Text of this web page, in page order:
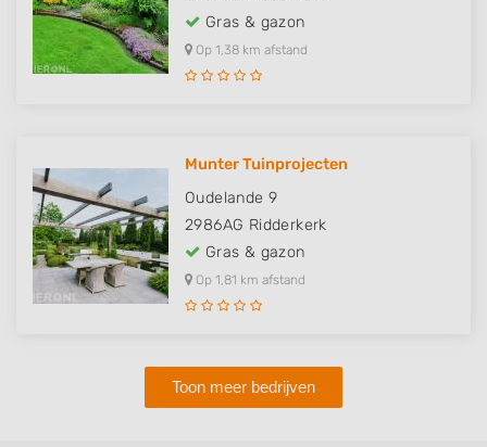
Gras & gazon
Op 1,38 km afstand
Munter Tuinprojecten
Oudelande 9
2986AG Ridderkerk
Gras & gazon
Op 1,81 km afstand
Toon meer bedrijven